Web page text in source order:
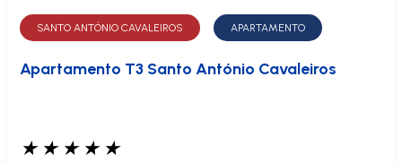
SANTO ANTÓNIO CAVALEIROS APARTAMENTO
Apartamento T3 Santo António Cavaleiros
★ ★ ★ ★ ★